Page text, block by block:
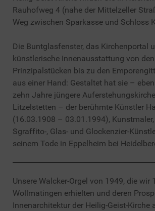
Rauhofweg 4 (nahe der Mittelzeller
Weg zwischen Sparkasse und Schloss
Die Buntglasfenster, das Kirchenportal
künstlerische Innenausstattung von den
Prinzipalstücken bis zu den
aus einer Hand: Gestaltet hat sie –
zehn Jahre jüngere
Litzelstetten – der berühmte Künstler
(16.03.1908 – 03.01.1994), Kunstmaler,
Sgraffito-, Glas- und Glockenzier-
seinem Tode in Eppelheim bei
Unsere Walcker-Orgel von 1949, die wir
Wollmatingen erhielten und deren
Innenarchitektur der Heilig-Geist-Kirche